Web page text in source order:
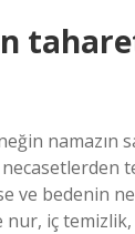
namazın
ve bedenin
nur, iç